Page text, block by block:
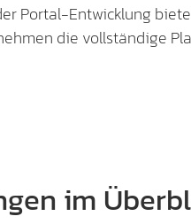
Portal-Entwicklung
die vollständige
im